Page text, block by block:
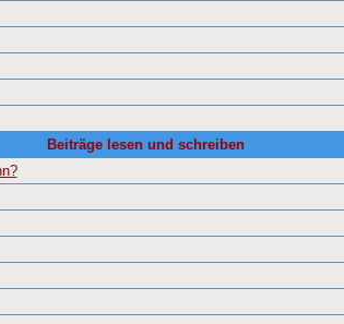
Beiträge lesen und schreiben